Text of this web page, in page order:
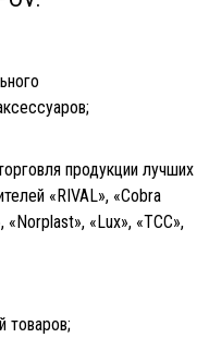
продукции лучших
«RIVAL», «Cobra
«Norplast», «Lux», «TCC»,
товаров;